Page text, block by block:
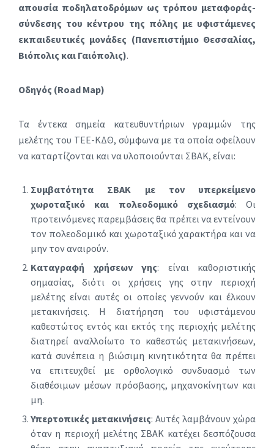
απουσία ποδηλατοδρόμων ως τρόπου μεταφοράς-
σύνδεσης του κέντρου της πόλης με υφιστάμενες
εκπαιδευτικές μονάδες (Πανεπιστήμιο Θεσσαλίας,
Βιόπολις και Γαιόπολις).
Οδηγός (Road Map)
Τα έντεκα σημεία κατευθυντήριων γραμμών της
μελέτης του ΤΕΕ-ΚΔΘ, σύμφωνα με τα οποία οφείλουν
να καταρτίζονται και να υλοποιούνται ΣΒΑΚ, είναι:
Συμβατότητα ΣΒΑΚ με τον υπερκείμενο
χωροταξικό και πολεοδομικό σχεδιασμό: Οι
προτεινόμενες παρεμβάσεις θα πρέπει να εντείνουν
τον πολεοδομικό και χωροταξικό χαρακτήρα και να
μην τον αναιρούν.
Καταγραφή χρήσεων γης: είναι καθοριστικής
σημασίας, διότι οι χρήσεις γης στην περιοχή
μελέτης είναι αυτές οι οποίες γεννούν και έλκουν
μετακινήσεις. Η διατήρηση του υφιστάμενου
καθεστώτος εντός και εκτός της περιοχής μελέτης
διατηρεί αναλλοίωτο το καθεστώς μετακινήσεων,
κατά συνέπεια η βιώσιμη κινητικότητα θα πρέπει
να επιτευχθεί με ορθολογικό συνδυασμό των
διαθέσιμων μέσων πρόσβασης, μηχανοκίνητων και
μη.
Υπερτοπικές μετακινήσεις: Αυτές λαμβάνουν χώρα
όταν η περιοχή μελέτης ΣΒΑΚ κατέχει δεσπόζουσα